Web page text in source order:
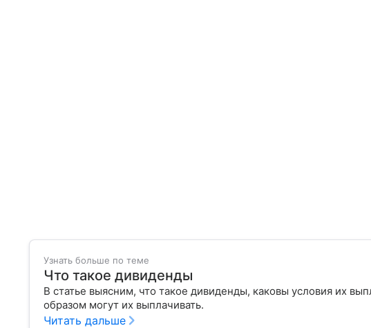
Узнать больше по теме
Что такое дивиденды
В статье выясним, что такое дивиденды, каковы условия их
образом могут их выплачивать.
Читать дальше